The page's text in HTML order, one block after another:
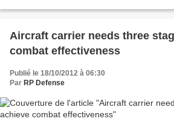
Aircraft carrier needs three
combat effectiveness
Publié le 18/10/2012 à 06:30
Par RP Defense